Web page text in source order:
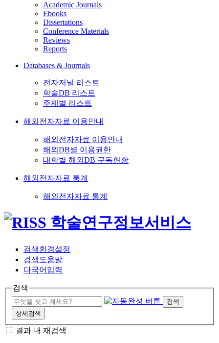
Academic Journals
Ebooks
Dissertations
Conference Materials
Reviews
Reports
Databases & Journals
전자저널 리스트
학술DB 리스트
주제별 리스트
해외전자자료 이용안내
해외전자자료 이용안내
해외DB별 이용권한
대학별 해외DB 구독현황
해외전자자료 통계
해외전자자료 통계
검색환경설정
검색도움말
다국어입력
검색
검색
상세검색
결과 내 재검색